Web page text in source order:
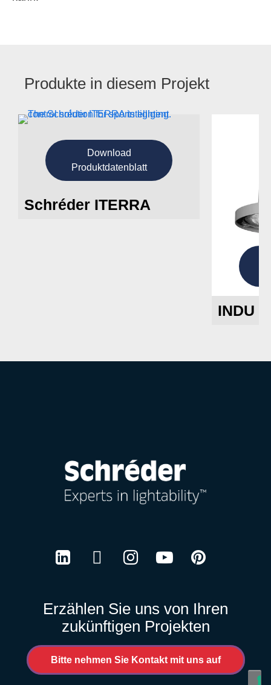
Produkte in diesem Projekt
Download
Produktdatenblatt
Schréder ITERRA
INDU
Erzählen Sie uns von Ihren
zukünftigen Projekten
Bitte nehmen Sie Kontakt mit uns auf